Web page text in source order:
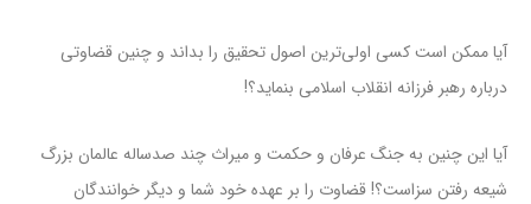
آیا ممکن است کسی اولی‌ترین اصول تحقیق را بداند و چنین قضاوتی
درباره رهبر فرزانه انقلاب اسلامی بنماید؟!
آیا این چنین به جنگ عرفان و حکمت و میراث چند صدساله عالمان بزرگ
شیعه رفتن سزاست؟! قضاوت را بر عهده خود شما و دیگر خوانندگان